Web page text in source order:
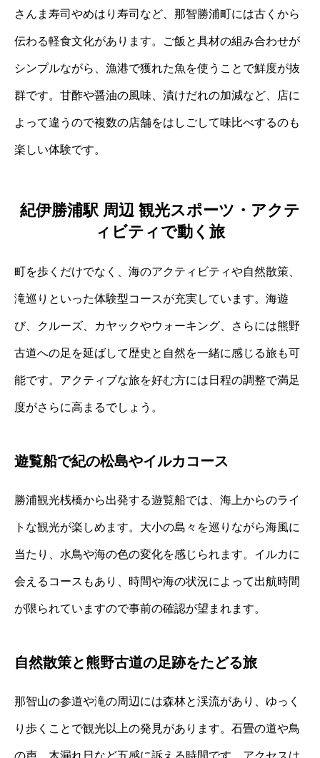
さんま寿司やめはり寿司など、那智勝浦町には古くから
伝わる軽食文化があります。ご飯と具材の組み合わせが
シンプルながら、漁港で獲れた魚を使うことで鮮度が抜
群です。甘酢や醤油の風味、漬けだれの加減など、店に
よって違うので複数の店舗をはしごして味比べするのも
楽しい体験です。
紀伊勝浦駅 周辺 観光スポーツ・アクテ
ィビティで動く旅
町を歩くだけでなく、海のアクティビティや自然散策、
滝巡りといった体験型コースが充実しています。海遊
び、クルーズ、カヤックやウォーキング、さらには熊野
古道への足を延ばして歴史と自然を一緒に感じる旅も可
能です。アクティブな旅を好む方には日程の調整で満足
度がさらに高まるでしょう。
遊覧船で紀の松島やイルカコース
勝浦観光桟橋から出発する遊覧船では、海上からのライ
トな観光が楽しめます。大小の島々を巡りながら海風に
当たり、水鳥や海の色の変化を感じられます。イルカに
会えるコースもあり、時間や海の状況によって出航時間
が限られていますので事前の確認が望まれます。
自然散策と熊野古道の足跡をたどる旅
那智山の参道や滝の周辺には森林と渓流があり、ゆっく
り歩くことで観光以上の発見があります。石畳の道や鳥
の声、木漏れ日など五感に訴える時間です。アクセスは